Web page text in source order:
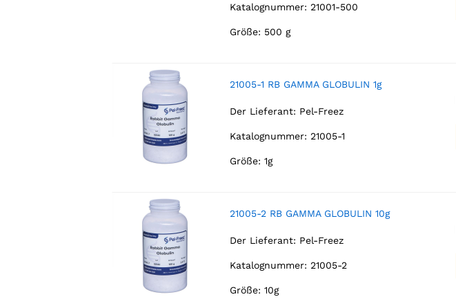
Katalognummer: 21001-500
Größe: 500 g
21005-1 RB GAMMA GLOBULIN 1g
Der Lieferant: Pel-Freez
Katalognummer: 21005-1
Größe: 1g
21005-2 RB GAMMA GLOBULIN 10g
Der Lieferant: Pel-Freez
Katalognummer: 21005-2
Größe: 10g